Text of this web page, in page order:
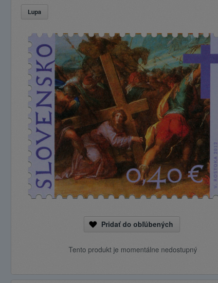
Lupa
Pridať do obľúbených
Tento produkt je momentálne nedostupný